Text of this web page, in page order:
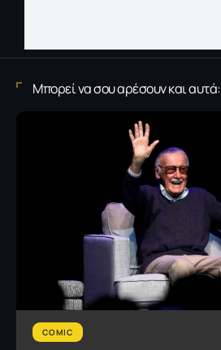
Μπορεί να σου αρέσουν και αυτά:
COMIC